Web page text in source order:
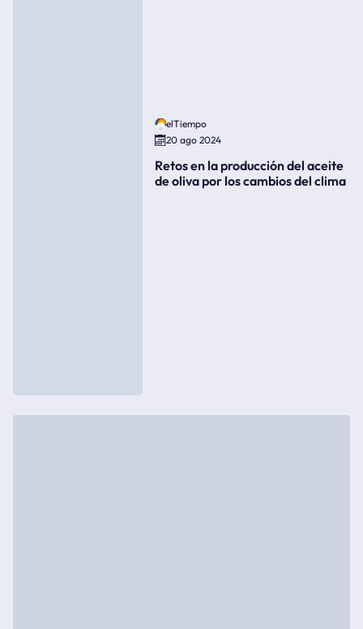
elTiempo
20 ago 2024
Retos en la producción del aceite
de oliva por los cambios del clima